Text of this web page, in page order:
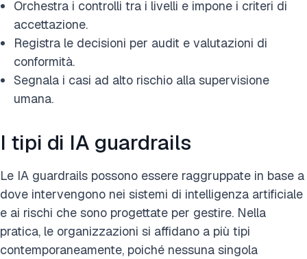
Orchestra i controlli tra i livelli e impone i criteri di
accettazione.
Registra le decisioni per audit e valutazioni di
conformità.
Segnala i casi ad alto rischio alla supervisione
umana.
I tipi di IA guardrails
Le IA guardrails possono essere raggruppate in base a
dove intervengono nei sistemi di intelligenza artificiale
e ai rischi che sono progettate per gestire. Nella
pratica, le organizzazioni si affidano a più tipi
contemporaneamente, poiché nessuna singola